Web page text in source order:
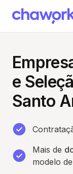
e
Santo
Mais de
modelo